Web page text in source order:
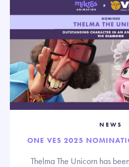
NEWS
ONE VES 2025
Thelma The Unicorn has